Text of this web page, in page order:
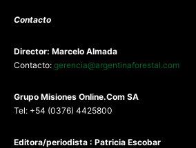
Contacto
Director: Marcelo Almada
Contacto: gerencia@argentinaforestal.com
Grupo Misiones Online.Com SA
Tel: +54 (0376) 4425800
Editora/periodista : Patricia Escobar